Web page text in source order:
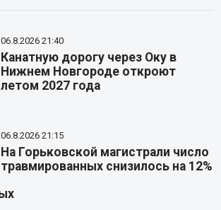
06.8.2026 21:40
Канатную дорогу через Оку в
Нижнем Новгороде откроют
летом 2027 года
06.8.2026 21:15
На Горьковской магистрали число
травмированных снизилось на 12%